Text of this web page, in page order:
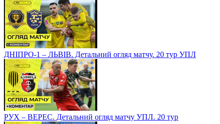
ДНІПРО-1 – ЛЬВІВ. Детальний огляд матчу. 20 тур УПЛ
РУХ – ВЕРЕС. Детальний огляд матчу УПЛ. 20 тур